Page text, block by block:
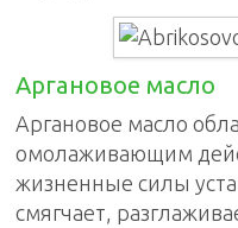
Аргановое масло
Аргановое масло
омолаживающим
жизненные силы
смягчает,